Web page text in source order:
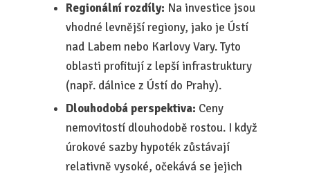
Regionální rozdíly: Na investice jsou
vhodné levnější regiony, jako je Ústí
nad Labem nebo Karlovy Vary. Tyto
oblasti profitují z lepší infrastruktury
(např. dálnice z Ústí do Prahy).
Dlouhodobá perspektiva: Ceny
nemovitostí dlouhodobě rostou. I když
úrokové sazby hypoték zůstávají
relativně vysoké, očekává se jejich